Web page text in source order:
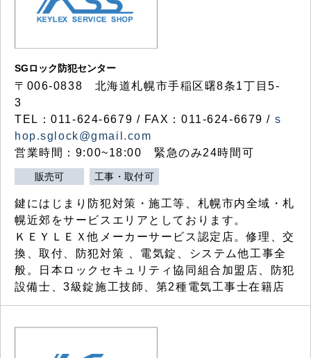
SGロック防犯センター
〒006-0838 北海道札幌市手稲区曙8条1丁目5-
3
TEL：011-624-6679 / FAX：011-624-6679 / s
hop.sglock@gmail.com
営業時間：9:00~18:00 緊急のみ24時間可
販売可 工事・取付可
鍵にはじまり防犯対策・施工等、札幌市内全域・札
幌近郊をサービスエリアとしております。
ＫＥＹＬＥＸ他メーカーサービス認定店。修理、交
換、取付、防犯対策 、電気錠、システム他工事全
般。日本ロックセキュリティ協同組合加盟店、防犯
設備士、3級錠施工技師、第2種電気工事士在籍店